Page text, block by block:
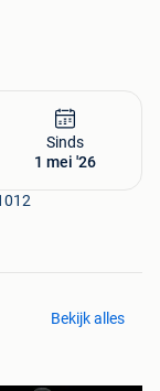
Sinds
1 mei '26
Bekijk alles